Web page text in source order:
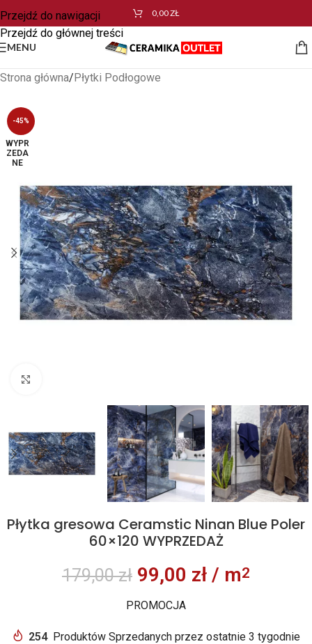
Przejdź do nawigacji
Przejdź do głównej treści
0,00ZŁ
MENU
Strona główna/Płytki Podłogowe
-45%
WYPR
ZEDA
NE
Płytka gresowa Ceramstic Ninan Blue Poler
60×120 WYPRZEDAŻ
179,00zł 99,00 zł / m2
PROMOCJA
254 Produktów Sprzedanych przez ostatnie 3 tygodnie